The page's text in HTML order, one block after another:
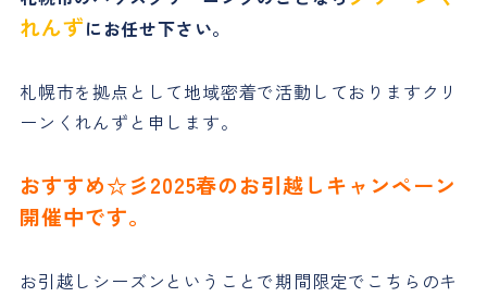
れんずにお任せ下さい。
札幌市を拠点として地域密着で活動しておりますクリ
ーンくれんずと申します。
おすすめ☆彡2025春のお引越しキャンペーン
開催中です。
お引越しシーズンということで期間限定でこちらのキ